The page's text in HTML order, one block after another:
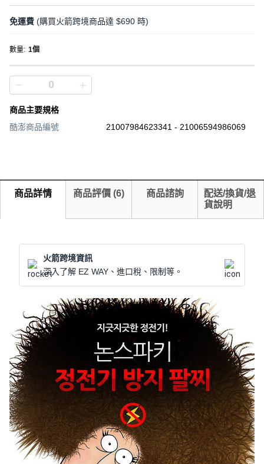
免運費 (購買火箭跨境商品達 $690 時)
數量: 1個
商品主要規格
酷澎商品編號
21007984623341 - 21006594986069
商品詳情 商品評價 (6) 商品諮詢
配送/換貨/退
貨說明
火箭跨境資訊
深入了解 EZ WAY、進口稅、限制等。